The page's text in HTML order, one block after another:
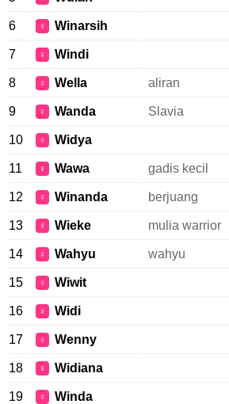
6 ♀ Winarsih
7 ♀ Windi
8 ♀ Wella aliran
9 ♀ Wanda Slavia
10 ♀ Widya
11 ♀ Wawa gadis kecil
12 ♀ Winanda berjuang
13 ♀ Wieke mulia warrior
14 ♀ Wahyu wahyu
15 ♀ Wiwit
16 ♀ Widi
17 ♀ Wenny
18 ♀ Widiana
19 ♀
Winda